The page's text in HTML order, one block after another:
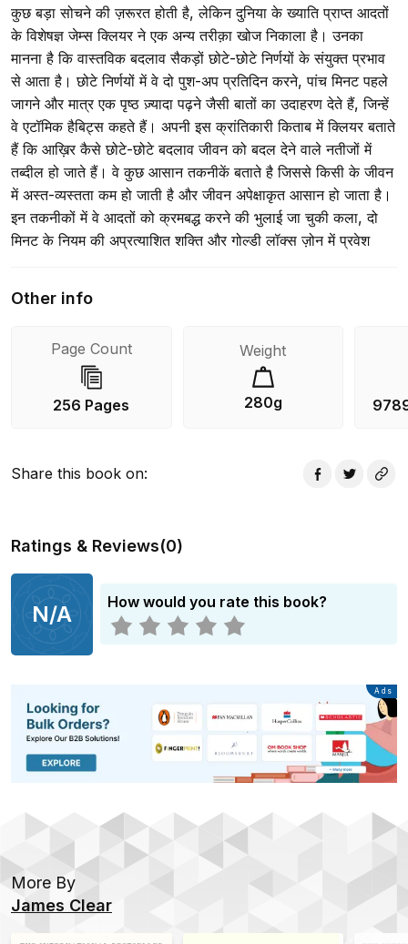
कुछ बड़ा सोचने की ज़रूरत होती है, लेकिन दुनिया के ख्याति प्राप्त आदतों
के विशेषज्ञ जेम्स क्लियर ने एक अन्य तरीक़ा खोज निकाला है। उनका
मानना है कि वास्तविक बदलाव सैकड़ों छोटे-छोटे निर्णयों के संयुक्त प्रभाव
से आता है। छोटे निर्णयों में वे दो पुश-अप प्रतिदिन करने, पांच मिनट पहले
जागने और मात्र एक पृष्ठ ज़्यादा पढ़ने जैसी बातों का उदाहरण देते हैं, जिन्हें
वे एटॉमिक हैबिट्स कहते हैं। अपनी इस क्रांतिकारी किताब में क्लियर बताते
हैं कि आख़िर कैसे छोटे-छोटे बदलाव जीवन को बदल देने वाले नतीजों में
तब्दील हो जाते हैं। वे कुछ आसान तकनीकें बताते है जिससे किसी के जीवन
में अस्त-व्यस्तता कम हो जाती है और जीवन अपेक्षाकृत आसान हो जाता है।
इन तकनीकों में वे आदतों को क्रमबद्ध करने की भुलाई जा चुकी कला, दो
मिनट के नियम की अप्रत्याशित शक्ति और गोल्डी लॉक्स ज़ोन में प्रवेश
रखते हैं। साथ ही वे उन ओलिंपिक स्वर्ण पदक विजेताओं, शीर्ष सीईओ और
उत्प्रेरित और प्रसन्न बने रहने के लिए छोटी आदतों के विज्ञान को अपनाया
Other info
Page Count
256 Pages
Weight
280g
Share this book on:
Ratings & Reviews(0)
N/A How would you rate this book?
Advertisement
Ads
More By
James Clear